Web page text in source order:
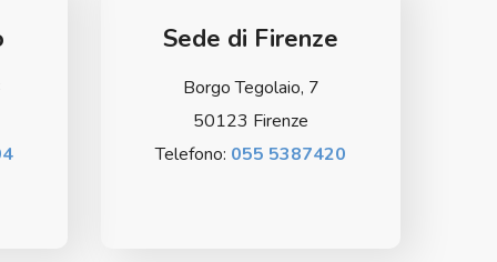
Sede di Firenze
Borgo Tegolaio, 7
50123 Firenze
Telefono: 055 5387420